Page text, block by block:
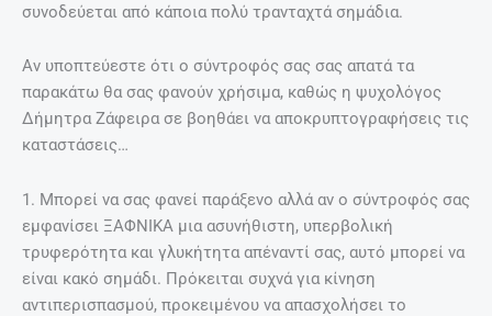
συνοδεύεται από κάποια πολύ τρανταχτά σημάδια.
Αν υποπτεύεστε ότι ο σύντροφός σας σας απατά τα
παρακάτω θα σας φανούν χρήσιμα, καθώς η ψυχολόγος
Δήμητρα Ζάφειρα σε βοηθάει να αποκρυπτογραφήσεις τις
καταστάσεις…
1. Μπορεί να σας φανεί παράξενο αλλά αν ο σύντροφός σας
εμφανίσει ΞΑΦΝΙΚΑ μια ασυνήθιστη, υπερβολική
τρυφερότητα και γλυκήτητα απέναντί σας, αυτό μπορεί να
είναι κακό σημάδι. Πρόκειται συχνά για κίνηση
αντιπερισπασμού, προκειμένου να απασχολήσει το